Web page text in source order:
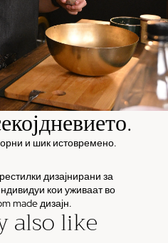
и шик истовремено.
дизајнирани за
кои уживаат во
made дизајн.
also like